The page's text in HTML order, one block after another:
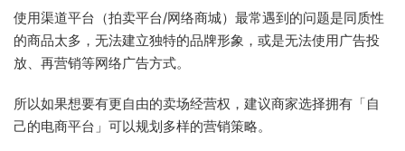
使用渠道平台（拍卖平台/网络商城）最常遇到的问题是同质性
的商品太多，无法建立独特的品牌形象，或是无法使用广告投
放、再营销等网络广告方式。
所以如果想要有更自由的卖场经营权，建议商家选择拥有「自
己的电商平台」可以规划多样的营销策略。